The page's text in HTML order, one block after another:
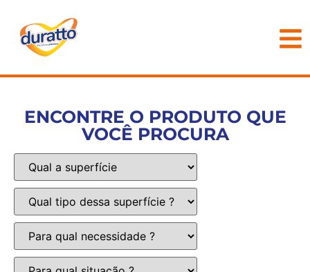
ENCONTRE O PRODUTO QUE
VOCÊ PROCURA